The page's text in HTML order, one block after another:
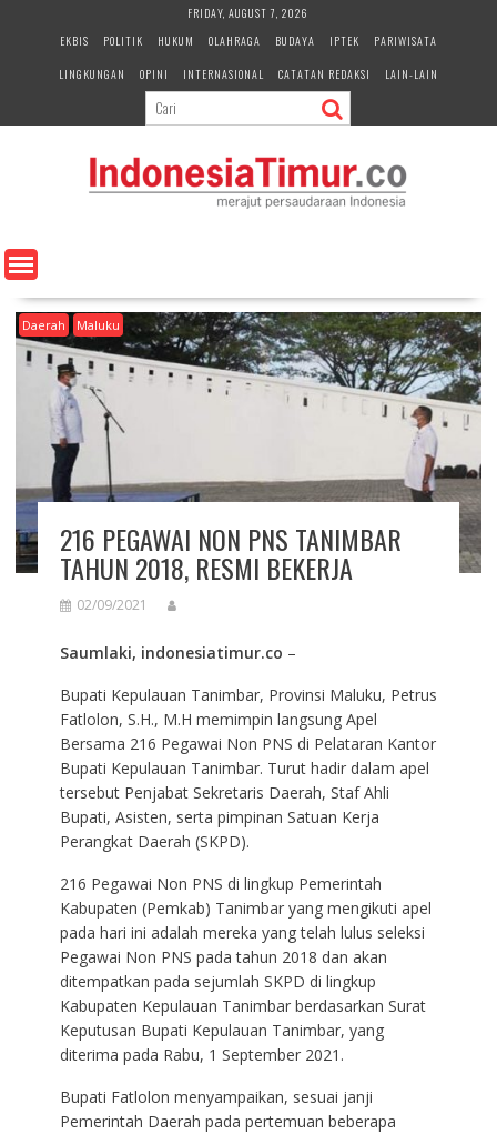
e
n
FRIDAY, AUGUST 7, 2026
EKBIS
POLITIK HUKUM OLAHRAGA BUDAYA IPTEK
PARIWISATA
LINGKUNGAN
OPINI INTERNASIONAL CATATAN REDAKSI LAIN-LAIN
Daerah Maluku
216 PEGAWAI NON PNS TANIMBAR
TAHUN 2018, RESMI BEKERJA
02/09/2021
Saumlaki, indonesiatimur.co –
Bupati Kepulauan Tanimbar, Provinsi Maluku, Petrus
Fatlolon, S.H., M.H memimpin langsung Apel
Bersama 216 Pegawai Non PNS di Pelataran Kantor
Bupati Kepulauan Tanimbar. Turut hadir dalam apel
tersebut Penjabat Sekretaris Daerah, Staf Ahli
Bupati, Asisten, serta pimpinan Satuan Kerja
Perangkat Daerah (SKPD).
216 Pegawai Non PNS di lingkup Pemerintah
Kabupaten (Pemkab) Tanimbar yang mengikuti apel
pada hari ini adalah mereka yang telah lulus seleksi
Pegawai Non PNS pada tahun 2018 dan akan
ditempatkan pada sejumlah SKPD di lingkup
Kabupaten Kepulauan Tanimbar berdasarkan Surat
Keputusan Bupati Kepulauan Tanimbar, yang
diterima pada Rabu, 1 September 2021.
Bupati Fatlolon menyampaikan, sesuai janji
Pemerintah Daerah pada pertemuan beberapa